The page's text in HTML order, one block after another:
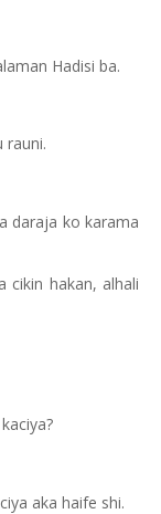
Hadisi ba.
rauni.
daraja ko karama
cikin hakan, alhali
aka haife shi.